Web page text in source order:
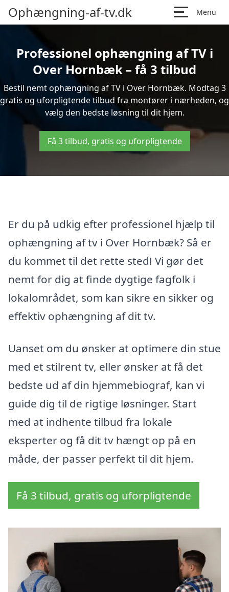
Ophængning-af-tv.dk Menu
Professionel ophængning af TV i
Over Hornbæk – få 3 tilbud
Bestil nemt ophængning af TV i Over Hornbæk. Modtag 3
gratis og uforpligtende tilbud fra montører i nærheden, og
vælg den bedste løsning til dit hjem.
Få 3 tilbud, gratis og uforpligtende
Er du på udkig efter professionel hjælp til
ophængning af tv i Over Hornbæk? Så er
du kommet til det rette sted! Vi gør det
nemt for dig at finde dygtige fagfolk i
lokalområdet, som kan sikre en sikker og
effektiv ophængning af dit tv.
Uanset om du ønsker at optimere din stue
med et stilrent tv, eller ønsker at få det
bedste ud af din hjemmebiograf, kan vi
guide dig til de rigtige løsninger. Start
med at indhente tilbud fra lokale
eksperter og få dit tv hængt op på en
måde, der passer perfekt til dit hjem.
Få 3 tilbud, gratis og uforpligtende